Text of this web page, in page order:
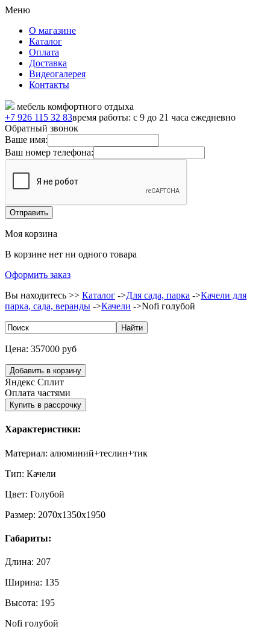
Меню
О магазине
Каталог
Оплата
Доставка
Видеогалерея
Контакты
мебель комфортного отдыха
+7 926 115 32 83время работы: с 9 до 21 часа ежедневно
Обратный звонок
Ваше имя:
Ваш номер телефона:
Моя корзина
В корзине нет ни одного товара
Оформить заказ
Вы находитесь >> Каталог ->Для сада, парка ->Качели для
парка, сада, веранды ->Качели ->Nofi голубой
Цена: 357000 руб
Яндекс Сплит
Оплата частями
Характеристики:
Материал: алюминий+теслин+тик
Тип: Качели
Цвет: Голубой
Размер: 2070х1350х1950
Габариты:
Длина: 207
Ширина: 135
Высота: 195
Nofi голубой